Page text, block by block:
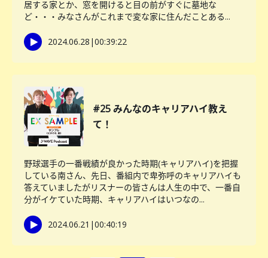
居する家とか、窓を開けると目の前がすぐに墓地な
ど・・・みなさんがこれまで変な家に住んだことある...
2024.06.28 |00:39:22
#25 みんなのキャリアハイ教え
て！
野球選手の一番戦績が良かった時期(キャリアハイ)を把握
している南さん、先日、番組内で卑弥呼のキャリアハイも
答えていましたがリスナーの皆さんは人生の中で、一番自
分がイケていた時期、キャリアハイはいつなの...
2024.06.21 |00:40:19